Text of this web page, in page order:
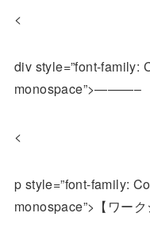
<
div style=”font-family:
monospace”>———–
<
p style=”font-family:
monospace”>【ワーク